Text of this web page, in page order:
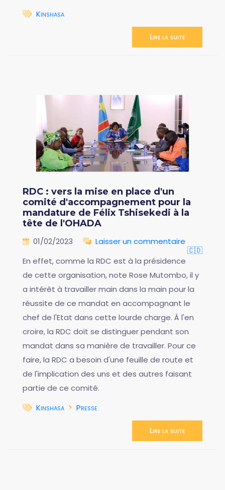
Kinshasa
Lire la suite
RDC : vers la mise en place d'un
comité d'accompagnement pour la
mandature de Félix Tshisekedi à la
tête de l'OHADA
01/02/2023
Laisser un commentaire
🇨🇩
En effet, comme la RDC est à la présidence
de cette organisation, note Rose Mutombo, il y
a intérêt à travailler main dans la main pour la
réussite de ce mandat en accompagnant le
chef de l'Etat dans cette lourde charge. À l'en
croire, la RDC doit se distinguer pendant son
mandat dans sa manière de travailler. Pour ce
faire, la RDC a besoin d'une feuille de route et
de l'implication des uns et des autres faisant
partie de ce comité.
Kinshasa
Presse
Lire la suite